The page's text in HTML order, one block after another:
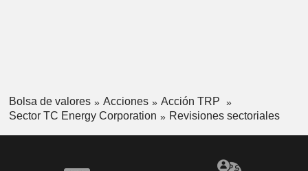
Bolsa de valores Acciones
Acción TRP
Sector TC Energy Corporation
Revisiones sectoriales